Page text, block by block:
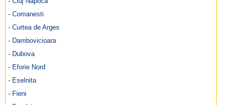
- Comanesti
- Curtea de Arges
- Dambovicioara
- Dubova
- Eforie Nord
- Eselnita
- Fieni